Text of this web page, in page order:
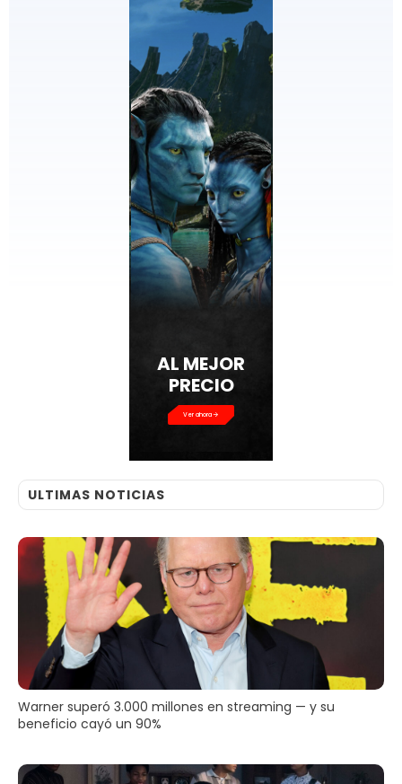
AL MEJOR
PRECIO
Ver ahora
ULTIMAS NOTICIAS
Warner superó 3.000 millones en streaming — y su
beneficio cayó un 90%